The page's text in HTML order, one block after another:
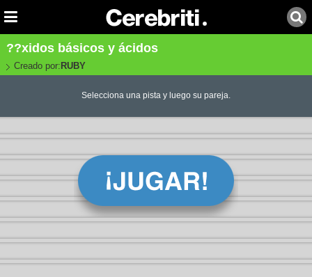
??xidos básicos y ácidos
Creado por: RUBY
Selecciona una pista y luego su pareja.